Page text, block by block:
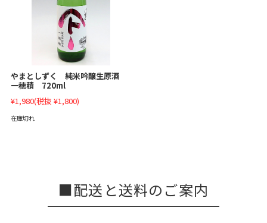
やまとしずく 純米吟醸生原酒
一穂積 720ml
¥1,980(税抜 ¥1,800)
在庫切れ
配送と送料のご案内